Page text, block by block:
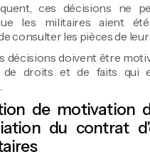
ces décisions ne
les militaires aient
consulter les pièces de leur
décisions doivent être
de droits et de faits qui
de motivation
du contrat